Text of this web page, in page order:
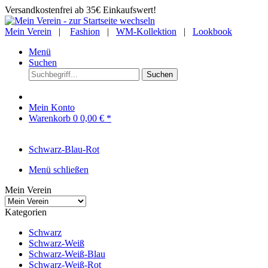
Versandkostenfrei ab 35€ Einkaufswert!
Mein Verein | Fashion | WM-Kollektion | Lookbook
Menü
Suchen
Suchen
Mein Konto
Warenkorb 0 0,00 € *
Schwarz-Blau-Rot
Menü schließen
Mein Verein
Kategorien
Schwarz
Schwarz-Weiß
Schwarz-Weiß-Blau
Schwarz-Weiß-Rot